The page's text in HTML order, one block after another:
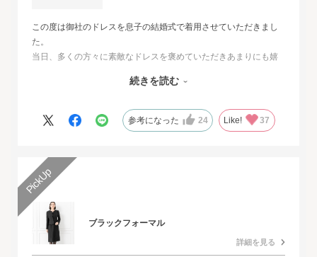
この度は御社のドレスを息子の結婚式で着用させていただきまし
た。
当日、多くの方々に素敵なドレスを褒めていただきあまりにも嬉
その旨をお伝えさせていただきたいと思いました。とても素敵な
人生最高の幸せな日に華を添えていただき、心より感謝申し上げ
続きを読む
参考になった 24 Like! 37
ブラックフォーマル
詳細を見る